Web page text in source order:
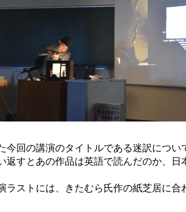
今回の講演のタイトルである迷訳につい
返すとあの作品は英語で読んだのか、
ラストには、きたむら氏作の紙芝居に合